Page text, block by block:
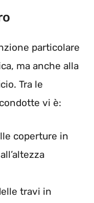
particolare
ma anche alla
Tra le
vi è:
coperture in
travi in